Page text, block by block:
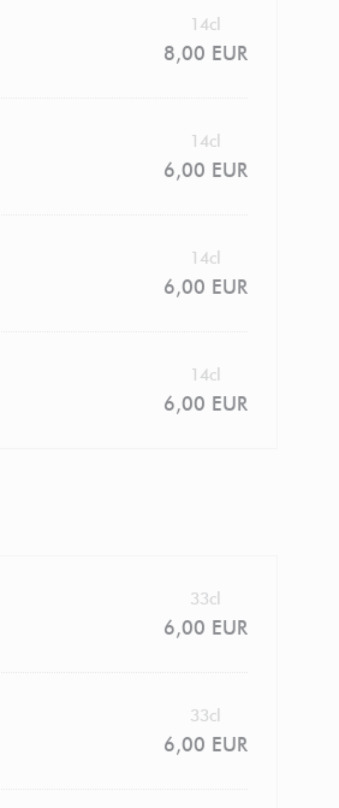
8,00 EUR
14cl
6,00 EUR
14cl
6,00 EUR
14cl
6,00 EUR
14cl
6,00 EUR
33cl
6,00 EUR
33cl